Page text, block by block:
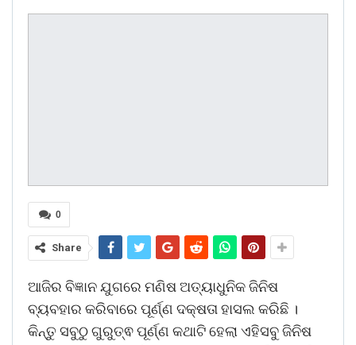
0
Share
ଆଜିର ବିଜ୍ଞାନ ଯୁଗରେ ମଣିଷ ଅତ୍ୟାଧୁନିକ ଜିନିଷ
ବ୍ୟବହାର କରିବାରେ ପୂର୍ଣ୍ଣ ଦକ୍ଷତା ହାସଲ କରିଛି ।
କିନ୍ତୁ ସବୁଠୁ ଗୁରୁତ୍ଵ ପୂର୍ଣ୍ଣ କଥାଟି ହେଲା ଏହିସବୁ ଜିନିଷ